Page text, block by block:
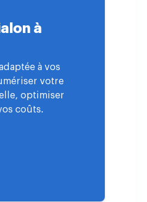
à
à vos
votre
optimiser
coûts.